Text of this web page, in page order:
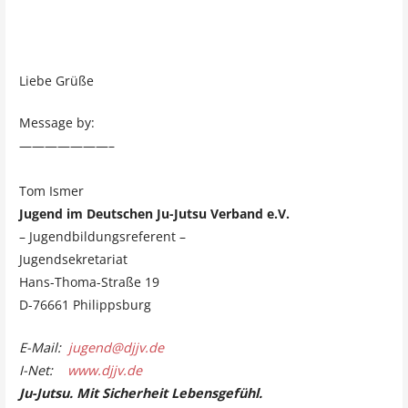
Liebe Grüße
Message by:
———————–
Tom Ismer
Jugend im Deutschen Ju-Jutsu Verband e.V.
– Jugendbildungsreferent –
Jugendsekretariat
Hans-Thoma-Straße 19
D-76661 Philippsburg
E-Mail: jugend@djjv.de
I-Net:
www.djjv.de
Ju-Jutsu. Mit Sicherheit Lebensgefühl.